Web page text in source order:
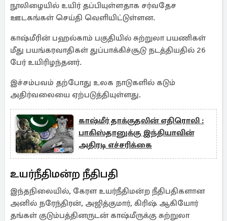
நூலிழையில் உயிர் தப்பியுள்ளதாக சர்வதேச
ஊடகங்கள் செய்தி வெளியிட்டுள்ளன.
காஷ்மீரின் பஹல்காம் பகுதியில் சுற்றுலா பயணிகள்
மீது பயங்கரவாதிகள் துப்பாக்கிச்சூடு நடத்தியதில் 26
பேர் உயிரிழந்தனர்.
இச்சம்பவம் தற்போது உலக நாடுகளில் கடும்
அதிர்வலையை ஏற்படுத்தியுள்ளது.
காஷ்மீர் தாக்குதலின் எதிரொலி :
பாகிஸ்தானுக்கு இந்தியாவின்
அதிரடி எச்சரிக்கை
உயர்நீதிமன்ற நீதிபதி
இந்தநிலையில், கேரள உயர்நீதிமன்ற நீதிபதிகளான
அனில் நரேந்திரன், அஜித்குமார், கிரிஷ் ஆகியோர்
தங்கள் குடும்பத்தினருடன் காஷ்மீருக்கு சுற்றுலா